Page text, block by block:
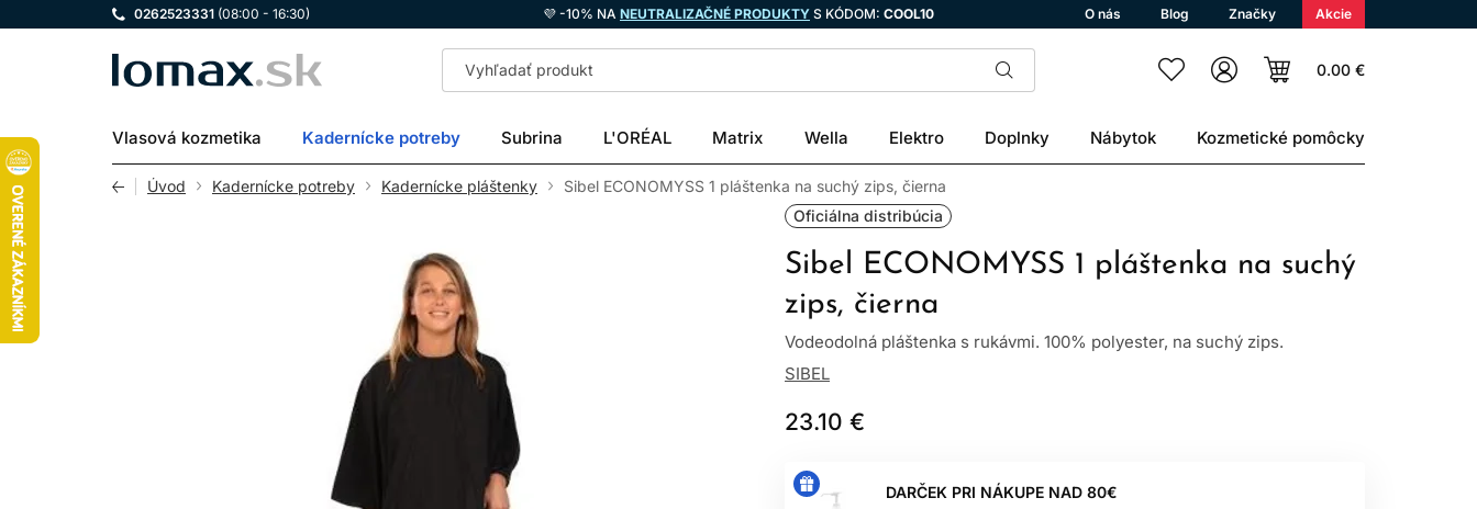
0262523331 (08:00 - 16:30) 💜 -10% NA NEUTRALIZAČNÉ PRODUKTY S KÓDOM: COOL10 O nás Blog Značky Akcie
LOMAX 0.00 €
Vlasová kozmetika Kadernícke potreby Subrina L'ORÉAL Matrix Wella Elektro Doplnky Nábytok Kozmetické pomôcky
Úvod Kadernícke potreby Kadernícke pláštenky
Sibel ECONOMYSS 1 pláštenka na suchý zips, čierna
Oficiálna distribúcia
Sibel ECONOMYSS 1 pláštenka na suchý
zips, čierna
Vodeodolná pláštenka s rukávmi. 100% polyester, na suchý zips.
SIBEL
23.10 €
DARČEK PRI NÁKUPE NAD 80€